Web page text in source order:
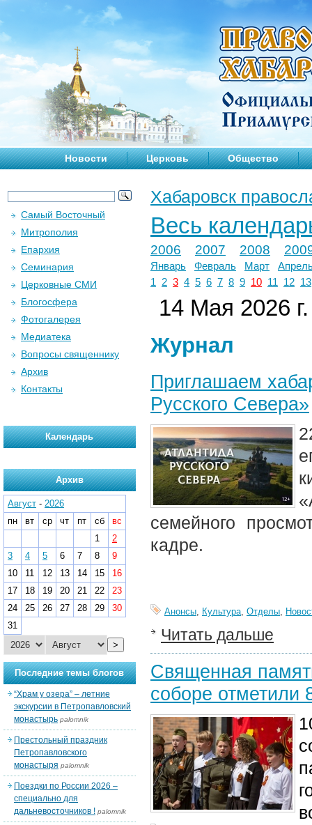
Новости Церковь Общество
Хабаровск
Весь
2006 2007 2008
Январь Февраль Март
1
2 3 4 5 6 7 8 9 10 11 12 13
14 Мая 2026 г.
Журнал
Приглашаем
Русского Севера»
семейного
кадре.
Анонсы, Культура, Отделы,
Читать дальше
Священная
соборе отметили
Самый Восточный
Митрополия
Епархия
Семинария
Церковные СМИ
Блогосфера
Фотогалерея
Медиатека
Вопросы священнику
Архив
Контакты
Календарь
Архив
Август - 2026
пн
вт ср чт пт сб
вс
1
2
3
4 5 6 7 8
9
10
11 12 13 14 15
16
17
18 19 20 21 22
23
24
25 26 27 28 29
30
31
>
Последние темы блогов
“Храм у озера” – летние
экскурсии в Петропавловский
монастырь palomnik
Престольный праздник
Петропавловского
монастыря palomnik
Поездки по России 2026 –
специально для
дальневосточников ! palomnik